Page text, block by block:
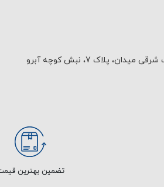
پلاک 7، نبش کوچه آبرو
تضمین بهترین